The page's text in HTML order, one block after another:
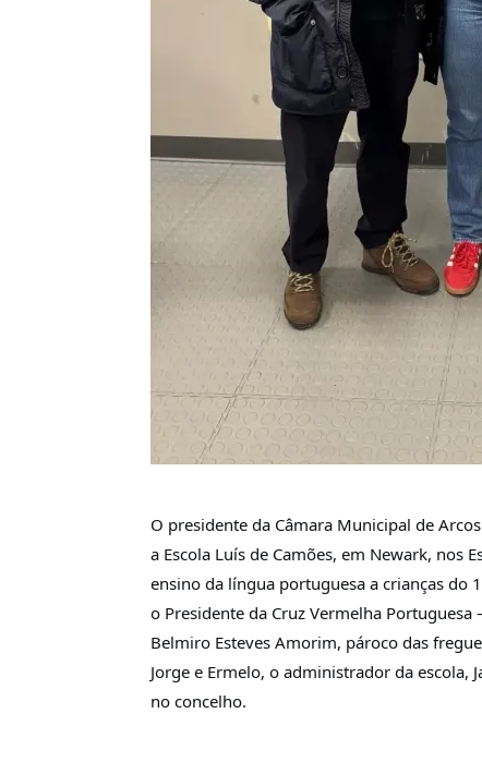
O presidente da Câmara Municipal de
a Escola Luís de Camões, em Newark, nos
ensino da língua portuguesa a crianças do
o Presidente da Cruz Vermelha Portuguesa
Belmiro Esteves Amorim, pároco das
Jorge e Ermelo, o administrador da escola,
no concelho.